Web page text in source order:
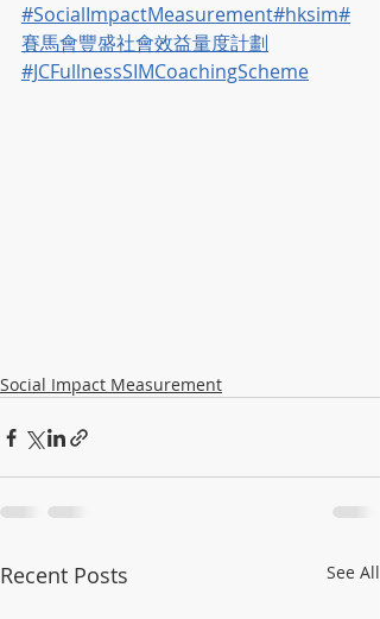
#SocialImpactMeasurement#hksim#
賽馬會豐盛社會效益量度計劃
#JCFullnessSIMCoachingScheme
Social Impact Measurement
Recent Posts See All